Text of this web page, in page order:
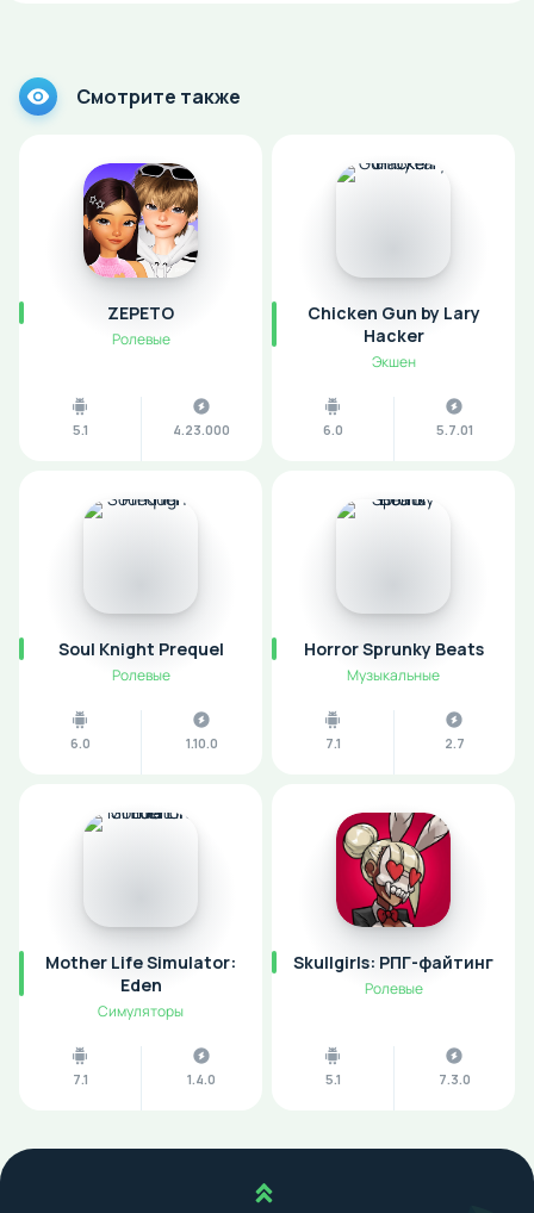
Смотрите также
ZEPETO
Ролевые
5.1 4.23.000
Chicken Gun by Lary
Hacker
Экшен
6.0 5.7.01
Soul Knight Prequel
Ролевые
6.0 1.10.0
Horror Sprunky Beats
Музыкальные
7.1 2.7
Mother Life Simulator:
Eden
Симуляторы
7.1 1.4.0
Skullgirls: РПГ-файтинг
Ролевые
5.1 7.3.0
Наверх